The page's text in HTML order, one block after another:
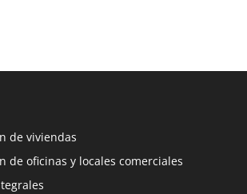
de viviendas
de oficinas y locales comerciales